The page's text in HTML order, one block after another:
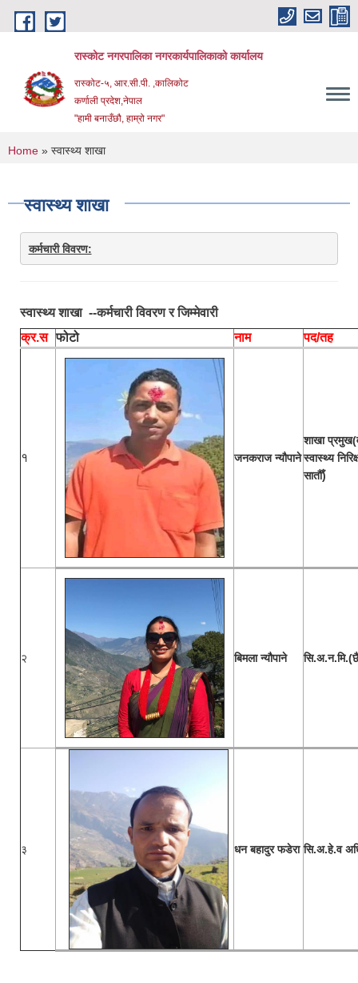
Skip to main content
रास्कोट नगरपालिका नगरकार्यपालिकाको कार्यालय
रास्कोट-५, आर.सी.पी. ,कालिकोट
कर्णाली प्रदेश,नेपाल
"हामी बनाउँछौ, हाम्रो नगर"
You are here
Home » स्वास्थ्य शाखा
स्वास्थ्य शाखा
कर्मचारी विवरण:
स्वास्थ्य शाखा ‍ --कर्मचारी विवरण र जिम्मेवारी
क्र.स फोटो नाम पद/तह
१ जनकराज न्यौपाने
शाखा
स्वास्थ्य
सातौँ)
२ बिमला न्यौपाने
३ धन बहादुर फडेरा सि.अ.हे.व